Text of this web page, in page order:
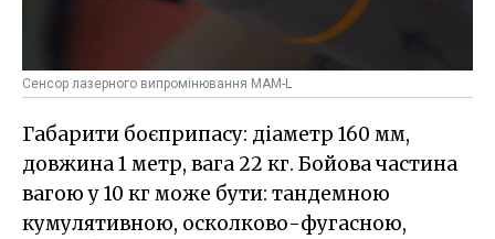
Сенсор лазерного випромінювання MAM-L
Габарити боєприпасу: діаметр 160 мм,
довжина 1 метр, вага 22 кг. Бойова частина
вагою у 10 кг може бути: тандемною
кумулятивною, осколково-фугасною,